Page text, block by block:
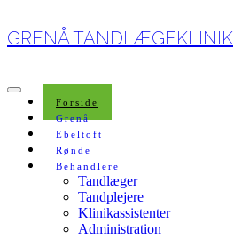
GRENÅ TANDLÆGEKLINIK
Toggle
NavigationForside
Grenå
Ebeltoft
Rønde
Behandlere
Tandlæger
Tandplejere
Klinikassistenter
Administration